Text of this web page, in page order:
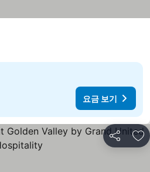
요금 보기
공유 즐